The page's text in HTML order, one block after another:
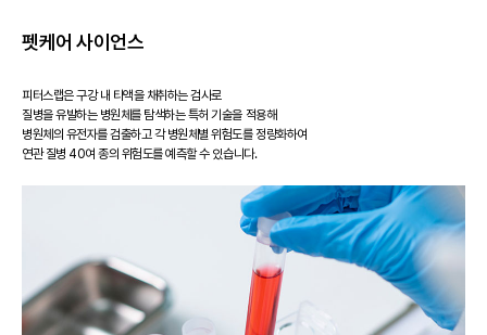
피터스랩 건강검사
반려동물의 현 상태를 정확히 알면 미리 예방할 수 있습니다.
피터스랩 연구소와 AI가 반려동물의 건강상태와 질병위험도를 분석해 앱으로 보내드려요.
펫케어 사이언스
피터스랩은 구강 내 타액을 채취하는 검사로
질병을 유발하는 병원체를 탐색하는 특허 기술을 적용해
병원체의 유전자를 검출하고 각 병원체별 위험도를 정량화하여
연관 질병 40여 종의 위험도를 예측할 수 있습니다.
생명과학연구소
피터스랩 연구소는 유전자 연구분석 및 시험, 검사에 머무르지 않고
특허기술 및 의료기술을 기반으로 개발하고 활용하며 사회에 공헌하고 있습니다.
피터스랩 건강검사
반려동물의 현 상태를 정확히 알면 미리 예방할 수 있습니다.
피터스랩 연구소와 AI가 반려동물의 건강상태와 질병위험도를 분석해 앱으로 보내드려요.
펫케어 사이언스
피터스랩은 구강 내 타액을 채취하는 검사로
질병을 유발하는 병원체를 탐색하는 특허 기술을 적용해
병원체의 유전자를 검출하고 각 병원체별 위험도를 정량화하여
연관 질병 40여 종의 위험도를 예측할 수 있습니다.